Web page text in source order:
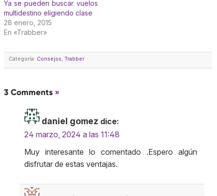
Ya se pueden buscar vuelos
multidestino eligiendo clase
28 enero, 2015
En «Trabber»
Categoría: Consejos, Trabber
3 Comments »
daniel gomez dice:
24 marzo, 2024 a las 11:48
Muy interesante lo comentado .Espero algún
disfrutar de estas ventajas.